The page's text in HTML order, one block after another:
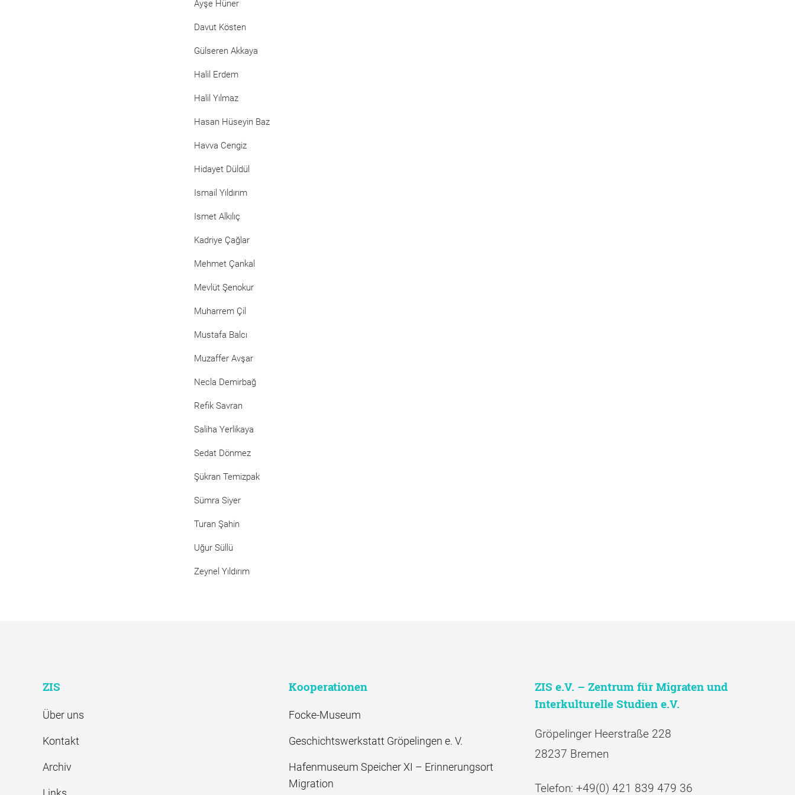
Ayşe Hüner
Davut Kösten
Gülseren Akkaya
Halil Erdem
Halil Yılmaz
Hasan Hüseyin Baz
Havva Cengiz
Hidayet Düldül
Ismail Yıldırım
Ismet Alkılıç
Kadriye Çağlar
Mehmet Çankal
Mevlüt Şenokur
Muharrem Çil
Mustafa Balcı
Muzaffer Avşar
Necla Demirbağ
Refik Savran
Saliha Yerlikaya
Sedat Dönmez
Şükran Temizpak
Sümra Siyer
Turan Şahin
Uğur Süllü
Zeynel Yıldırım
ZIS
Über uns
Kontakt
Archiv
Kooperationen
Focke-Museum
Geschichtswerkstatt Gröpelingen e. V.
Hafenmuseum Speicher XI – Erinnerungsort
Migration
ZIS e.V. – Zentrum für Migraten und
Interkulturelle Studien e.V.
Gröpelinger Heerstraße 228
28237 Bremen
Telefon: +49(0) 421 839 479 36